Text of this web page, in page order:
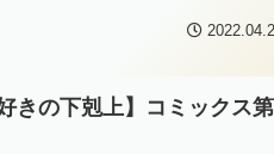
きの下剋上】コミックス